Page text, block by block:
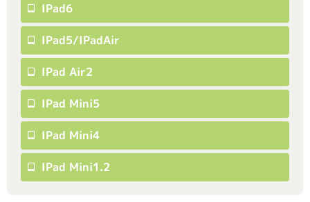
IPad6
IPad5/iPadAir
IPad Air2
IPad Mini5
IPad Mini4
IPad Mini1.2